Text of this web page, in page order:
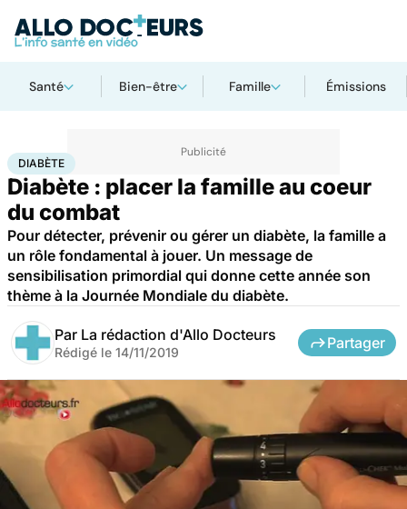
Santé Bien-être Famille Émissions
AccueilSanté
DIABÈTE
Diabète : placer la famille au coeur
du combat
Pour détecter, prévenir ou gérer un diabète, la famille a
un rôle fondamental à jouer. Un message de
sensibilisation primordial qui donne cette année son
thème à la Journée Mondiale du diabète.
Par La rédaction d'Allo Docteurs
Rédigé le 14/11/2019
Partager